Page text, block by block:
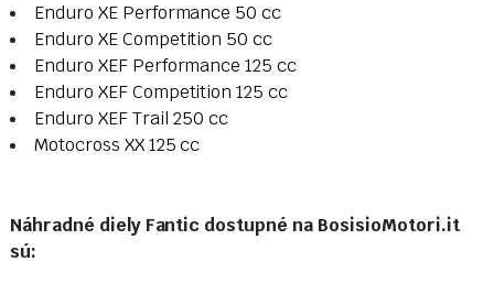
Enduro XE Performance 50 cc
Enduro XE Competition 50 cc
Enduro XEF Performance 125 cc
Enduro XEF Competition 125 cc
Enduro XEF Trail 250 cc
Motocross XX 125 cc
Náhradné diely Fantic dostupné na BosisioMotori.it
sú: